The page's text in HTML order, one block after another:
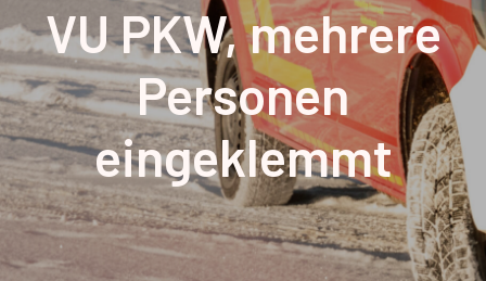
VU PKW, mehrere
Personen
eingeklemmt